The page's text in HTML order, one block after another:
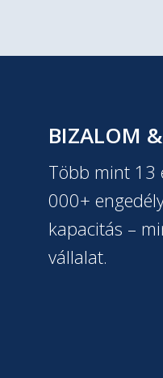
BIZALOM
Több mint 13
000+
kapacitás –
vállalat.